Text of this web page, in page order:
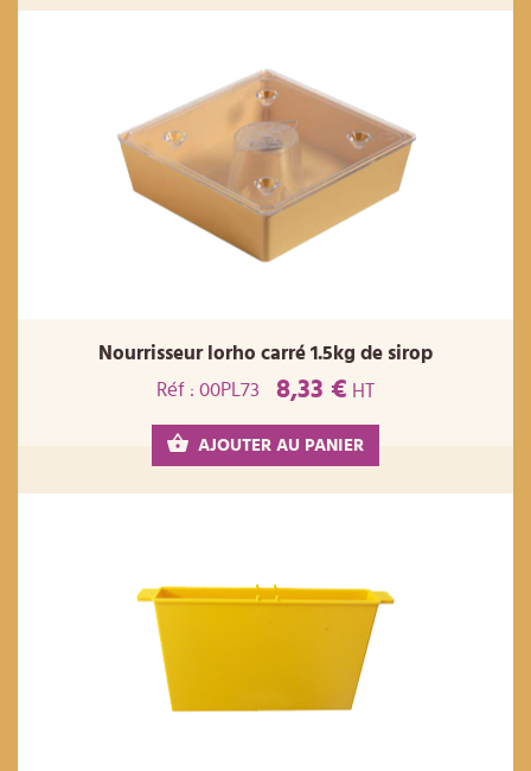
Nourrisseur lorho carré 1.5kg de sirop
Réf : 00PL73
8,33 € HT
AJOUTER AU PANIER